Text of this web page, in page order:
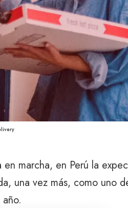
en marcha, en Perú la
una vez más, como uno